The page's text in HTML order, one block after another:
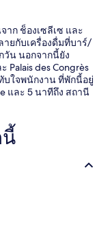
าก ช็องเซลีเซ และ
ายกับเครื่องดื่มที่บาร์/
วัน นอกจากนี้ยัง
Palais des Congrès
บใจพนักงาน ที่พักนี้อยู่
และ 5 นาทีถึง สถานี